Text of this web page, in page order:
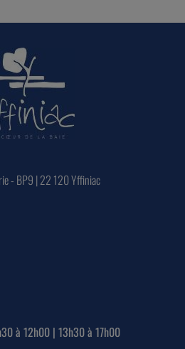
- BP9 | 22 120 Yffiniac
à 12h00 | 13h30 à 17h00